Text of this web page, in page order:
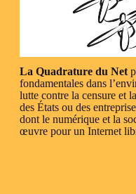
La Quadrature du Net
fondamentales dans
lutte contre la censure et
des États ou des
dont le numérique et la
œuvre pour un Internet